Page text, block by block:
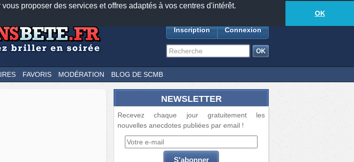
proposer des services et offres adaptés à vos centres d'intérêt.
OK
mobiles Newsletter Facebook
TwitterFeeds18877anecdotes-276lecteurs connectés
Inscription Connexion
FAVORIS MODÉRATION BLOG DE SCMB
NEWSLETTER
Recevez chaque jour gratuitement les
nouvelles anecdotes publiées par email !